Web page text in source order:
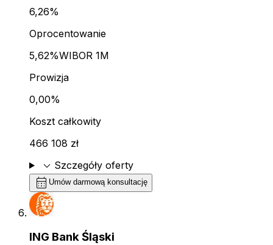
6,26%
Oprocentowanie
5,62%WIBOR 1M
Prowizja
0,00%
Koszt całkowity
466 108 zł
expand_more Szczegóły oferty
calendar_month Umów darmową konsultację
ING Bank Śląski